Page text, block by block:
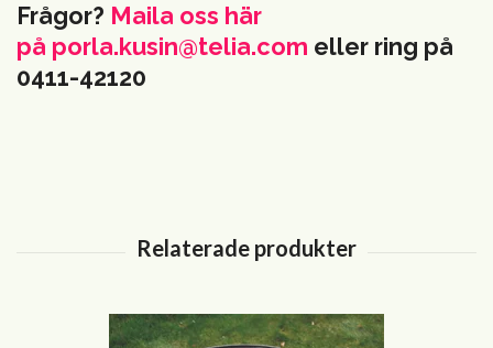
Frågor? Maila oss här
på porla.kusin@telia.com eller ring på
0411-42120